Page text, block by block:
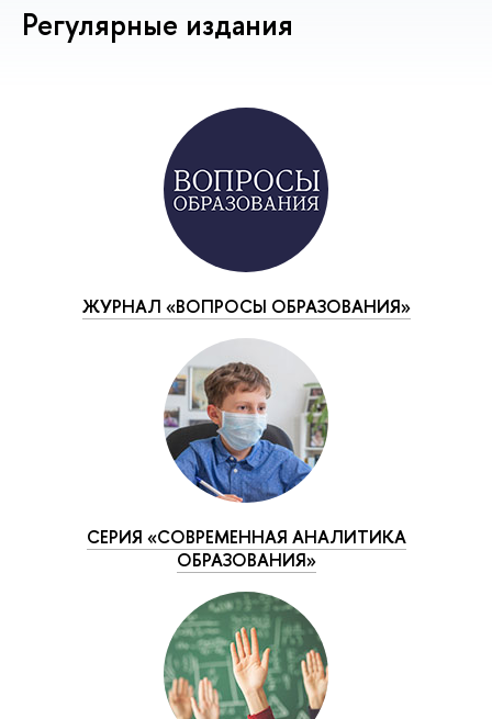
Регулярные издания
ЖУРНАЛ «ВОПРОСЫ ОБРАЗОВАНИЯ»
СЕРИЯ «СОВРЕМЕННАЯ АНАЛИТИКА
ОБРАЗОВАНИЯ»